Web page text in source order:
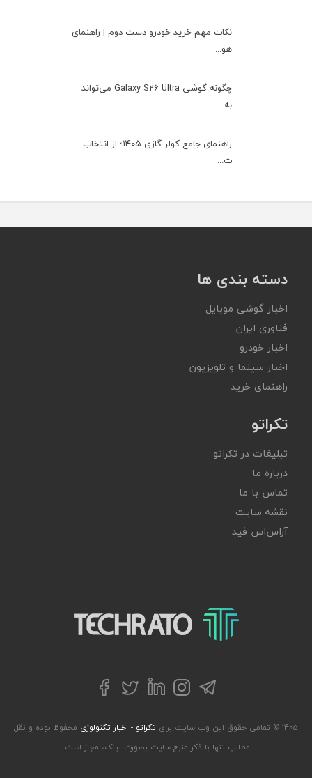
نکات مهم خرید خودرو دست دوم | راهنمای
هو...
چگونه گوشی Galaxy S26 Ultra می‌تواند
به ...
راهنمای جامع کولر گازی ۱۴۰۵؛ از انتخاب
ت...
دسته بندی ها
اخبار گوشی موبایل
فناوری ایران
اخبار خودرو
اخبار سینما و تلویزیون
راهنمای خرید
تکراتو
تبلیغات در تکراتو
درباره ما
تماس با ما
نقشه سایت
آر‌اس‌اس فید
تکراتو – زندگی با تکنولوژی
تلگراماینستاگرام
لینکداینتوییترفیسبوک
۱۴۰۵ © تمامی حقوق این وب سایت برای تکراتو - اخبار تکنولوژی محفوظ بوده و نقل
مطالب تنها با ذکر منبع سایت بصورت لینک، مجاز است.